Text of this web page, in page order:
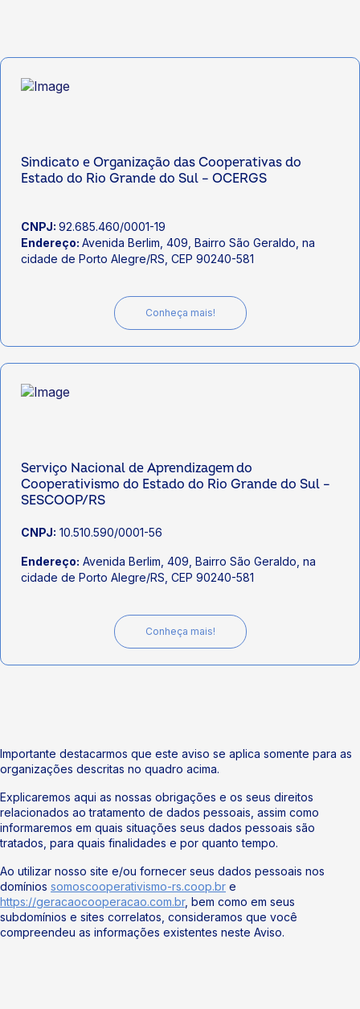
Sindicato e Organização das Cooperativas do
Estado do Rio Grande do Sul – OCERGS
CNPJ: 92.685.460/0001-19
Endereço: Avenida Berlim, 409, Bairro São Geraldo, na
cidade de Porto Alegre/RS, CEP 90240-581
Conheça mais!
Serviço Nacional de Aprendizagem do
Cooperativismo do Estado do Rio Grande do Sul –
SESCOOP/RS
CNPJ: 10.510.590/0001-56
Endereço: Avenida Berlim, 409, Bairro São Geraldo, na
cidade de Porto Alegre/RS, CEP 90240-581
Conheça mais!
Importante destacarmos que este aviso se aplica somente para as
organizações descritas no quadro acima.
Explicaremos aqui as nossas obrigações e os seus direitos
relacionados ao tratamento de dados pessoais, assim como
informaremos em quais situações seus dados pessoais são
tratados, para quais finalidades e por quanto tempo.
Ao utilizar nosso site e/ou fornecer seus dados pessoais nos
domínios somoscooperativismo-rs.coop.br e
https://geracaocooperacao.com.br, bem como em seus
subdomínios e sites correlatos, consideramos que você
compreendeu as informações existentes neste Aviso.